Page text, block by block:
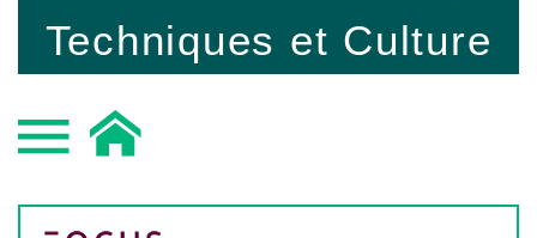
Techniques et Culture